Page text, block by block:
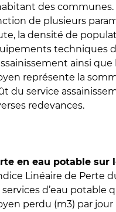
des communes.
de plusieurs
la densité de
techniques
ainsi
représente la
du service
redevances.
en eau potable sur
Linéaire de Perte
services d’eau potable
perdu (m3) par